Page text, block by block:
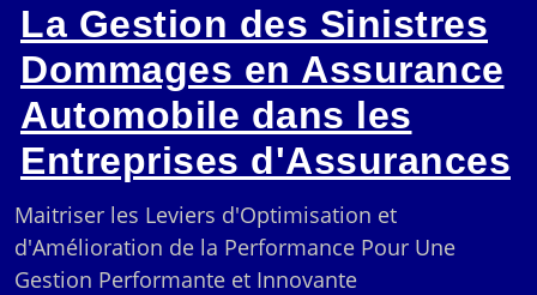
La Gestion des Sinistres
Dommages en Assurance
Automobile dans les
Entreprises d'Assurances
Maitriser les Leviers d'Optimisation et
d'Amélioration de la Performance Pour Une
Gestion Performante et Innovante